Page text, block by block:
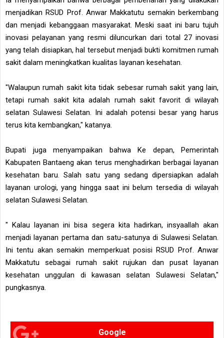
menjadikan RSUD Prof. Anwar Makkatutu semakin berkembang
dan menjadi kebanggaan masyarakat. Meski saat ini baru tujuh
inovasi pelayanan yang resmi diluncurkan dari total 27 inovasi
yang telah disiapkan, hal tersebut menjadi bukti komitmen rumah
sakit dalam meningkatkan kualitas layanan kesehatan.
"Walaupun rumah sakit kita tidak sebesar rumah sakit yang lain,
tetapi rumah sakit kita adalah rumah sakit favorit di wilayah
selatan Sulawesi Selatan. Ini adalah potensi besar yang harus
terus kita kembangkan," katanya.
Bupati juga menyampaikan bahwa Ke depan, Pemerintah
Kabupaten Bantaeng akan terus menghadirkan berbagai layanan
kesehatan baru. Salah satu yang sedang dipersiapkan adalah
layanan urologi, yang hingga saat ini belum tersedia di wilayah
selatan Sulawesi Selatan.
" Kalau layanan ini bisa segera kita hadirkan, insyaallah akan
menjadi layanan pertama dan satu-satunya di Sulawesi Selatan.
Ini tentu akan semakin memperkuat posisi RSUD Prof. Anwar
Makkatutu sebagai rumah sakit rujukan dan pusat layanan
kesehatan unggulan di kawasan selatan Sulawesi Selatan,"
pungkasnya.
Google